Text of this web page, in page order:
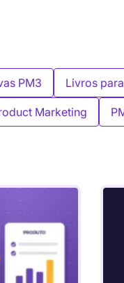
PM3 Livros
Marketing